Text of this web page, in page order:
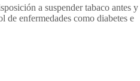
a suspender tabaco antes y
de enfermedades como diabetes e